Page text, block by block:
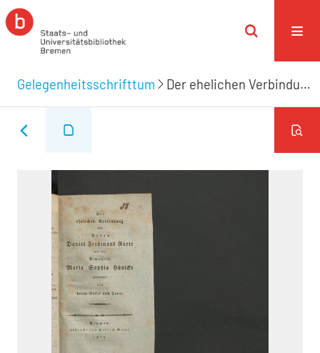
Gelegenheitsschrifttum Der ehelichen Verbindung des Herrn Daniel Ferdinand Rueete mit der Demoiselle Maria Sophia Hünicke gewidmet